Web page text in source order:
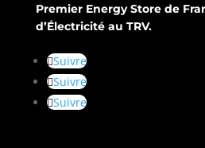
Premier Energy Store de
d’Électricité au TRV.
Suivre
Suivre
Suivre